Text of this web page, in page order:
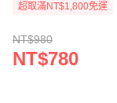
超取滿NT$1,800免運
NT$980
NT$780